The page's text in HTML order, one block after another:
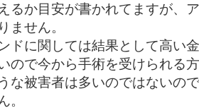
るか目安が書かれてますが、
ません。
ドに関しては結果として高い
ので今から手術を受けられる
な被害者は多いのではないの
。